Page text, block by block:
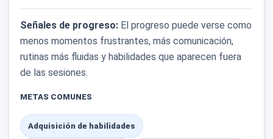
Señales de progreso: El progreso puede verse como
menos momentos frustrantes, más comunicación,
rutinas más fluidas y habilidades que aparecen fuera
de las sesiones.
METAS COMUNES
Adquisición de habilidades